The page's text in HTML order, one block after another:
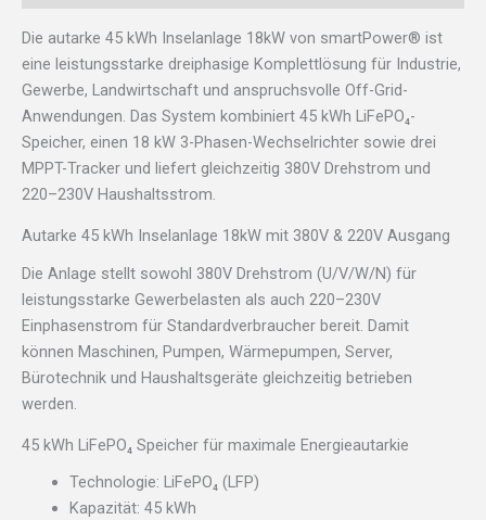
Die autarke 45 kWh Inselanlage 18kW von smartPower® ist
eine leistungsstarke dreiphasige Komplettlösung für Industrie,
Gewerbe, Landwirtschaft und anspruchsvolle Off-Grid-
Anwendungen. Das System kombiniert 45 kWh LiFePO₄-
Speicher, einen 18 kW 3-Phasen-Wechselrichter sowie drei
MPPT-Tracker und liefert gleichzeitig 380V Drehstrom und
220–230V Haushaltsstrom.
Autarke 45 kWh Inselanlage 18kW mit 380V & 220V Ausgang
Die Anlage stellt sowohl 380V Drehstrom (U/V/W/N) für
leistungsstarke Gewerbelasten als auch 220–230V
Einphasenstrom für Standardverbraucher bereit. Damit
können Maschinen, Pumpen, Wärmepumpen, Server,
Bürotechnik und Haushaltsgeräte gleichzeitig betrieben
werden.
45 kWh LiFePO₄ Speicher für maximale Energieautarkie
Technologie: LiFePO₄ (LFP)
Kapazität: 45 kWh